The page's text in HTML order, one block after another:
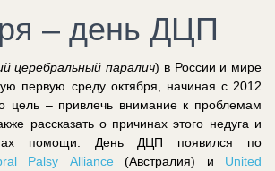
– день ДЦП
церебральный паралич) в России и мире
первую среду октября, начиная с 2012
цель – привлечь внимание к проблемам
рассказать о причинах этого недуга и
помощи. День ДЦП появился по
Palsy Alliance (Австралия) и United